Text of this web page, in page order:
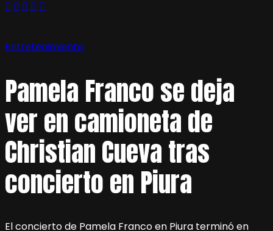
Entretenimiento
Pamela Franco se deja
ver en camioneta de
Christian Cueva tras
concierto en Piura
El concierto de Pamela Franco en Piura terminó en